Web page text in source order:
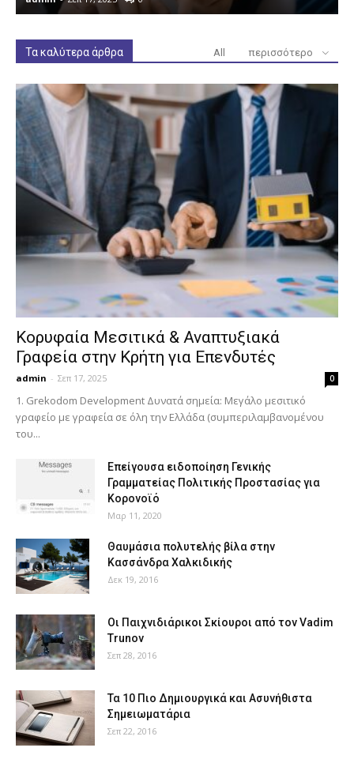
Τα καλύτερα άρθρα All περισσότερο
Κορυφαία Μεσιτικά & Αναπτυξιακά
Γραφεία στην Κρήτη για Επενδυτές
admin - Σεπ 17, 2025 0
1. Grekodom Development Δυνατά σημεία: Μεγάλο μεσιτικό
γραφείο με γραφεία σε όλη την Ελλάδα (συμπεριλαμβανομένου
του...
Επείγουσα ειδοποίηση Γενικής
Γραμματείας Πολιτικής Προστασίας για
Κορονοϊό
Μαρ 11, 2020
Θαυμάσια πολυτελής βίλα στην
Κασσάνδρα Χαλκιδικής
Δεκ 19, 2016
Οι Παιχνιδιάρικοι Σκίουροι από τον Vadim
Trunov
Σεπ 28, 2016
Τα 10 Πιο Δημιουργικά και Ασυνήθιστα
Σημειωματάρια
Σεπ 22, 2016